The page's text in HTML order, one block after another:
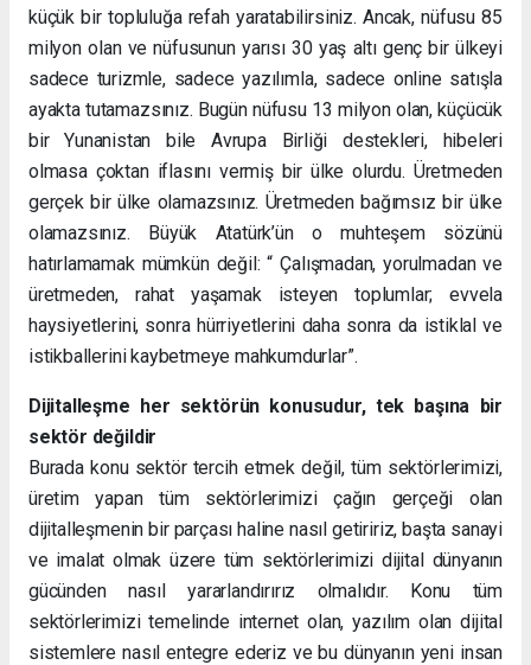
küçük bir topluluğa refah yaratabilirsiniz. Ancak, nüfusu 85
milyon olan ve nüfusunun yarısı 30 yaş altı genç bir ülkeyi
sadece turizmle, sadece yazılımla, sadece online satışla
ayakta tutamazsınız. Bugün nüfusu 13 milyon olan, küçücük
bir Yunanistan bile Avrupa Birliği destekleri, hibeleri
olmasa çoktan iflasını vermiş bir ülke olurdu. Üretmeden
gerçek bir ülke olamazsınız. Üretmeden bağımsız bir ülke
olamazsınız. Büyük Atatürk’ün o muhteşem sözünü
hatırlamamak mümkün değil: “ Çalışmadan, yorulmadan ve
üretmeden, rahat yaşamak isteyen toplumlar; evvela
haysiyetlerini, sonra hürriyetlerini daha sonra da istiklal ve
istikballerini kaybetmeye mahkumdurlar”.
Dijitalleşme her sektörün konusudur, tek başına bir
sektör değildir
Burada konu sektör tercih etmek değil, tüm sektörlerimizi,
üretim yapan tüm sektörlerimizi çağın gerçeği olan
dijitalleşmenin bir parçası haline nasıl getiririz, başta sanayi
ve imalat olmak üzere tüm sektörlerimizi dijital dünyanın
gücünden nasıl yararlandırırız olmalıdır. Konu tüm
sektörlerimizi temelinde internet olan, yazılım olan dijital
sistemlere nasıl entegre ederiz ve bu dünyanın yeni insan